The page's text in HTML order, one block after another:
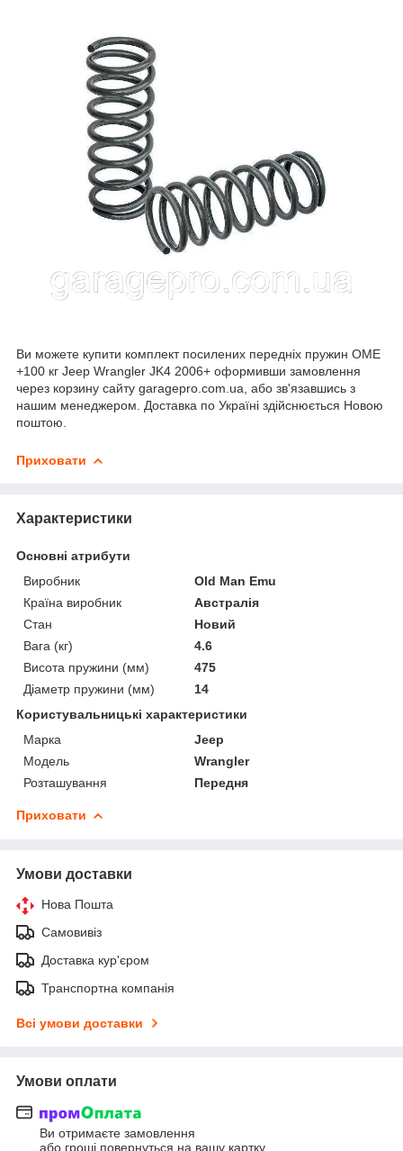
Ви можете купити комплект посилених передніх пружин OME
+100 кг Jeep Wrangler JK4 2006+ оформивши замовлення
через корзину сайту garagepro.com.ua, або зв'язавшись з
нашим менеджером. Доставка по Україні здійснюється Новою
поштою.
Приховати
Характеристики
Основні атрибути
Виробник
Old Man Emu
Країна виробник
Австралія
Стан
Новий
Вага (кг)
4.6
Висота пружини (мм)
475
Діаметр пружини (мм)
14
Користувальницькі характеристики
Марка
Jeep
Мoдель
Wrangler
Розташування
Передня
Приховати
Умови доставки
Нова Пошта
Самовивіз
Доставка кур'єром
Транспортна компанія
Всі умови доставки
Умови оплати
Ви отримаєте замовлення
або гроші повернуться на вашу картку